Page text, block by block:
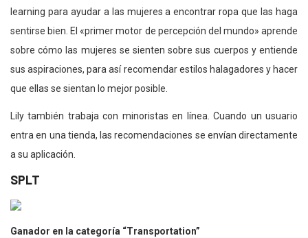
learning para ayudar a las mujeres a encontrar ropa que las haga
sentirse bien. El «primer motor de percepción del mundo» aprende
sobre cómo las mujeres se sienten sobre sus cuerpos y entiende
sus aspiraciones, para así recomendar estilos halagadores y hacer
que ellas se sientan lo mejor posible.
Lily también trabaja con minoristas en línea. Cuando un usuario
entra en una tienda, las recomendaciones se envían directamente
a su aplicación.
SPLT
Ganador en la categoría “Transportation”